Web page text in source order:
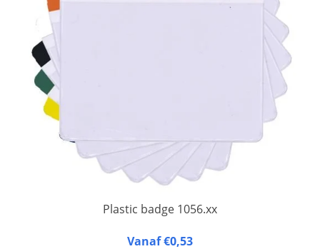
Plastic badge 1056.xx
Plastic badge met gekleurde bovenbalk en hardkunststof
Vanaf €0,53